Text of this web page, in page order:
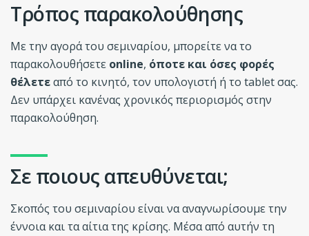
Τρόπος παρακολούθησης
Με την αγορά του σεμιναρίου, μπορείτε να το
παρακολουθήσετε online, όποτε και όσες φορές
θέλετεαπό το κινητό, τον υπολογιστή ή το tablet σας.
Δεν υπάρχει κανένας χρονικός περιορισμός στην
παρακολούθηση.
Σε ποιους απευθύνεται;
Σκοπός του σεμιναρίου είναι να αναγνωρίσουμε την
έννοια και τα αίτια της κρίσης. Μέσα από αυτήν τη